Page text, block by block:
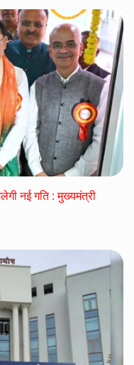
नई गति : मुख्यमंत्री